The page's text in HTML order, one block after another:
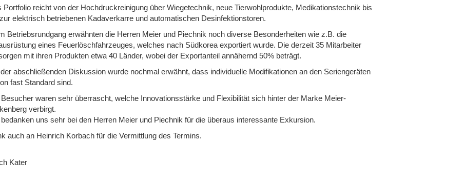
Portfolio reicht von der Hochdruckreinigung über Wiegetechnik, neue Tierwohlprodukte, Medikationstechnik bis
elektrisch betriebenen Kadaverkarre und automatischen Desinfektionstoren.
Betriebsrundgang erwähnten die Herren Meier und Piechnik noch diverse Besonderheiten wie z.B. die
eines Feuerlöschfahrzeuges, welches nach Südkorea exportiert wurde. Die derzeit 35 Mitarbeiter
mit ihren Produkten etwa 40 Länder, wobei der Exportanteil annähernd 50% beträgt.
abschließenden Diskussion wurde nochmal erwähnt, dass individuelle Modifikationen an den Seriengeräten
fast Standard sind.
Besucher waren sehr überrascht, welche Innovationsstärke und Flexibilität sich hinter der Marke Meier-
verbirgt.
uns sehr bei den Herren Meier und Piechnik für die überaus interessante Exkursion.
auch an Heinrich Korbach für die Vermittlung des Termins.
Kater